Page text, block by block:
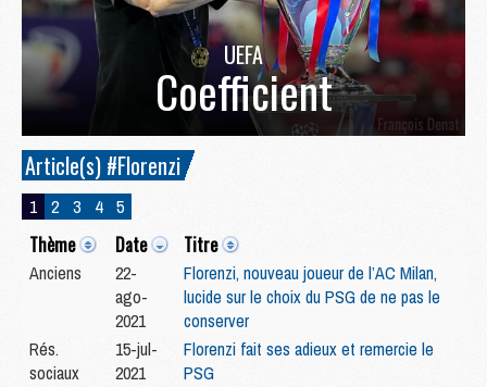
UEFA
Coefficient
Article(s) #Florenzi
1 2 3 4 5
Thème Date Titre
Anciens
22-
ago-
2021
Florenzi, nouveau joueur de l’AC Milan,
lucide sur le choix du PSG de ne pas le
conserver
Rés.
sociaux
15-jul-
2021
Florenzi fait ses adieux et remercie le
PSG